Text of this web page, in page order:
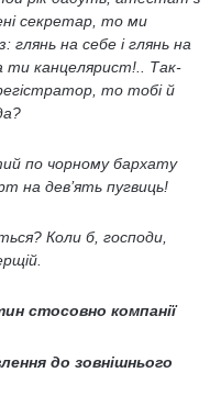
секретар, то ми
глянь на себе і глянь на
ти канцелярист!.. Так-
то тобі й
по чорному бархату
на дев’ять пугвиць!
Коли б, господи,
стосовно компанії
до зовнішнього